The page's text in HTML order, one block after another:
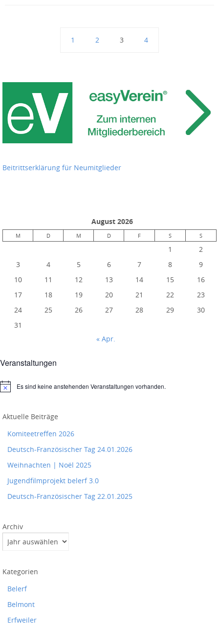
1 2 3 4
Beitrittserklärung für Neumitglieder
August 2026
M D M D F S S
1
2
3
4 5 6 7 8
9
10
11 12 13 14 15
16
17
18 19 20 21 22
23
24
25 26 27 28 29
30
31
« Apr.
Veranstaltungen
HinweisEs sind keine anstehenden Veranstaltungen vorhanden.
Aktuelle Beiträge
Komiteetreffen 2026
Deutsch-Französischer Tag 24.01.2026
Weihnachten | Noël 2025
Jugendfilmprojekt belerf 3.0
Deutsch-Französischer Tag 22.01.2025
Archiv
Kategorien
Belerf
Belmont
Erfweiler